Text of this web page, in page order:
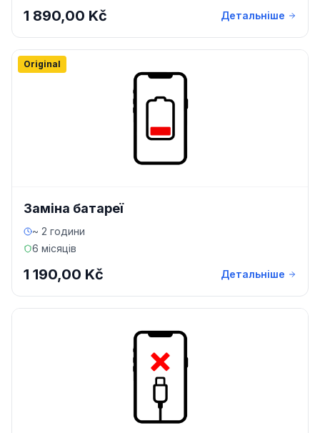
1 890,00 Kč Детальніше
Original
Заміна батареї
~ 2 години
6 місяців
1 190,00 Kč Детальніше